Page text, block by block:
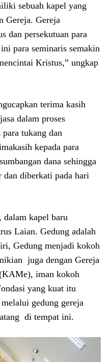
sebuah kapel yang
Gereja. Gereja
dan persekutuan para
para seminaris semakin
Kristus,” ungkap
terima kasih
dalam proses
para tukang dan
kepada para
dana sehingga
dan diberkati pada hari
dalam kapel baru
Laian. Gedung adalah
Gedung menjadi kokoh
juga dengan Gereja
iman kokoh
yang kuat itu
gedung gereja
di tempat ini.